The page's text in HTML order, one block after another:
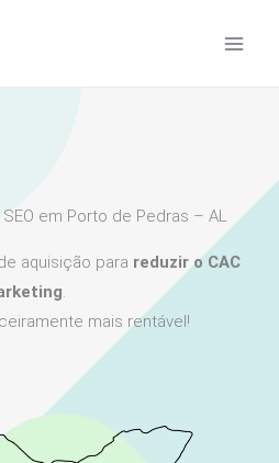
em Porto de Pedras – AL
aquisição para reduzir o CAC
.
mais rentável!